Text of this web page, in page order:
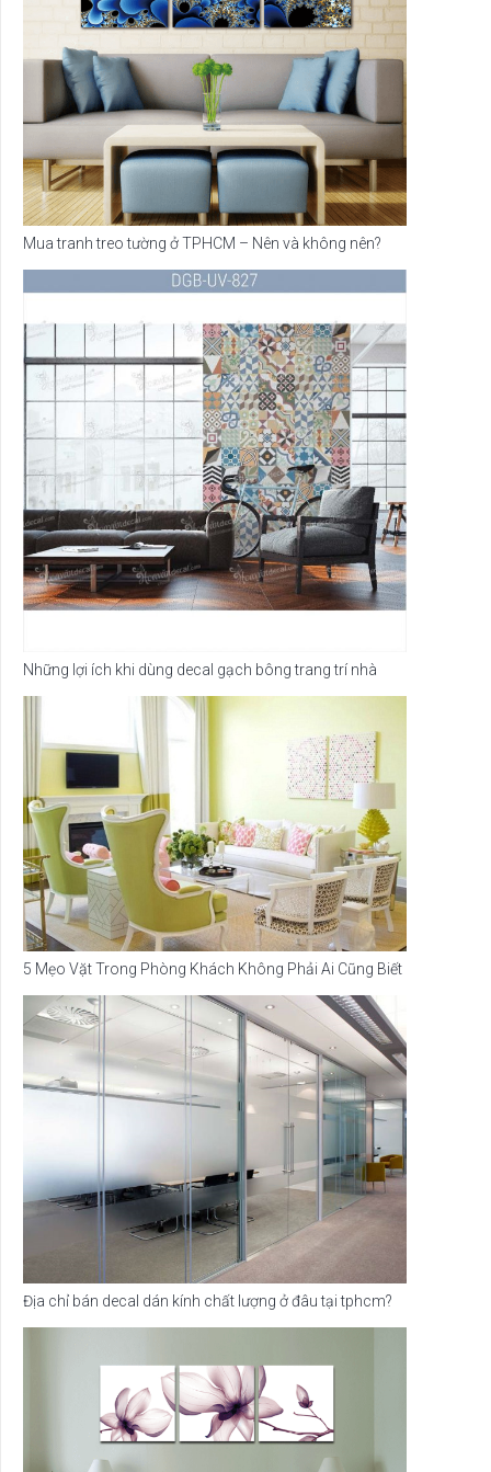
Mua tranh treo tường ở TPHCM – Nên và không nên?
Những lợi ích khi dùng decal gạch bông trang trí nhà
5 Mẹo Vặt Trong Phòng Khách Không Phải Ai Cũng Biết
Địa chỉ bán decal dán kính chất lượng ở đâu tại tphcm?